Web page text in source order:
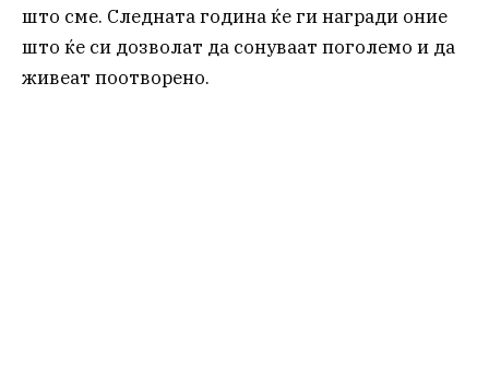
што сме. Следната година ќе ги награди оние
што ќе си дозволат да сонуваат поголемо и да
живеат поотворено.